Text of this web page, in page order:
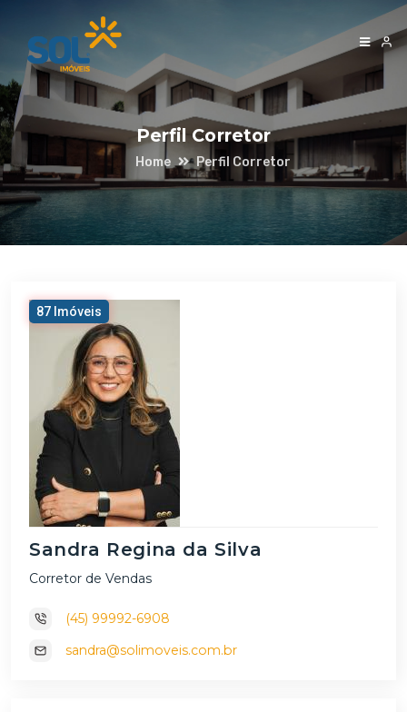
Perfil Corretor
Home Perfil Corretor
87 Imóveis
Sandra Regina da Silva
Corretor de Vendas
(45) 99992-6908
sandra@solimoveis.com.br